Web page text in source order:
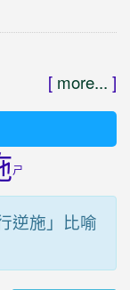
[ more... ]
ㄕ
逆施」比喻